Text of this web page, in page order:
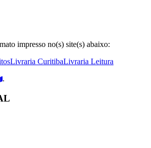
impresso no(s) site(s) abaixo:
Livraria CuritibaLivraria Leitura
.